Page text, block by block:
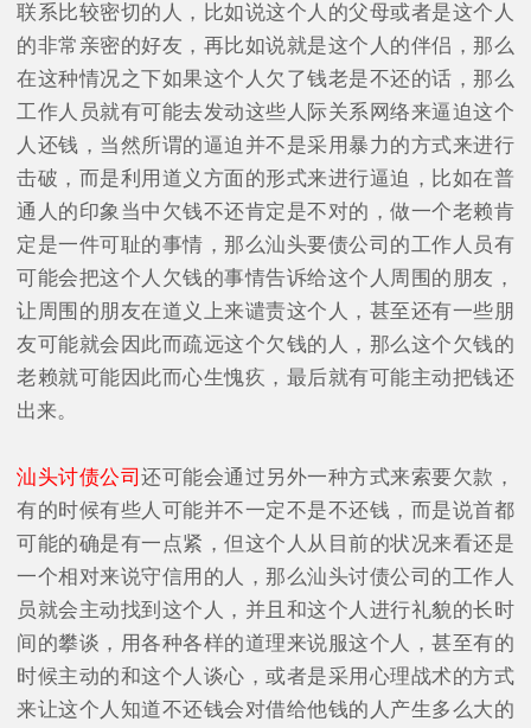
联系比较密切的人，比如说这个人的父母或者是这个人
的非常亲密的好友，再比如说就是这个人的伴侣，那么
在这种情况之下如果这个人欠了钱老是不还的话，那么
工作人员就有可能去发动这些人际关系网络来逼迫这个
人还钱，当然所谓的逼迫并不是采用暴力的方式来进行
击破，而是利用道义方面的形式来进行逼迫，比如在普
通人的印象当中欠钱不还肯定是不对的，做一个老赖肯
定是一件可耻的事情，那么汕头要债公司的工作人员有
可能会把这个人欠钱的事情告诉给这个人周围的朋友，
让周围的朋友在道义上来谴责这个人，甚至还有一些朋
友可能就会因此而疏远这个欠钱的人，那么这个欠钱的
老赖就可能因此而心生愧疚，最后就有可能主动把钱还
出来。
汕头讨债公司还可能会通过另外一种方式来索要欠款，
有的时候有些人可能并不一定不是不还钱，而是说首都
可能的确是有一点紧，但这个人从目前的状况来看还是
一个相对来说守信用的人，那么汕头讨债公司的工作人
员就会主动找到这个人，并且和这个人进行礼貌的长时
间的攀谈，用各种各样的道理来说服这个人，甚至有的
时候主动的和这个人谈心，或者是采用心理战术的方式
来让这个人知道不还钱会对借给他钱的人产生多么大的